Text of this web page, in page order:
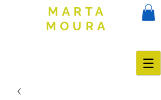
MARTA
MOURA